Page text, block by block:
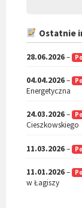
Ostatnie
28.06.2026–
04.04.2026–
Energetyczna
24.03.2026–
Cieszkowskiego
11.03.2026–
11.01.2026–
w Łagiszy